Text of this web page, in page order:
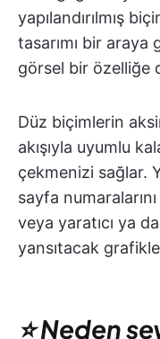
yapılandırılmış
tasarımı bir
görsel bir özelliğe
Düz biçimlerin
akışıyla uyumlu
çekmenizi sağlar.
sayfa
veya yaratıcı ya
yansıtacak
⭐ Neden